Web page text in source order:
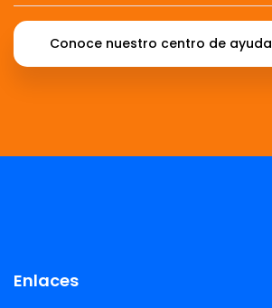
Conoce nuestro centro de ayuda
Enlaces